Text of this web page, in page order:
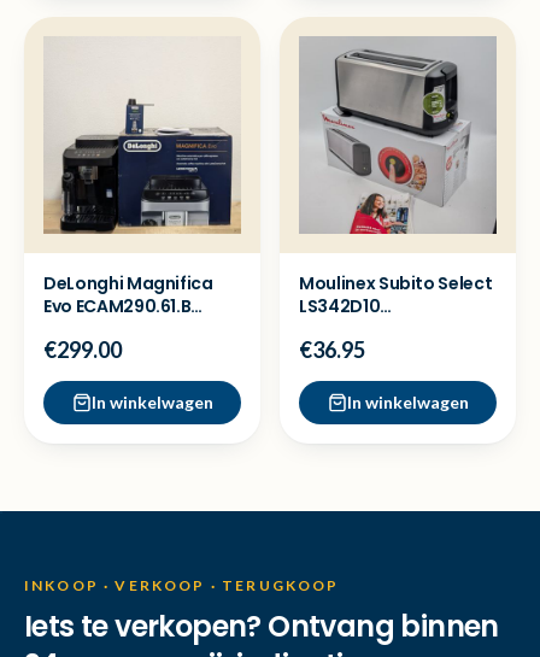
DeLonghi Magnifica
Evo ECAM290.61.B
Showmodel
€299.00
In winkelwagen
Moulinex Subito Select
LS342D10
Demo
€36.95
In winkelwagen
INKOOP · VERKOOP · TERUGKOOP
Iets te verkopen? Ontvang binnen